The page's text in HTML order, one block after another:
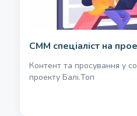
СММ спеціаліст на
Контент та просування у
проекту Балі.Топ